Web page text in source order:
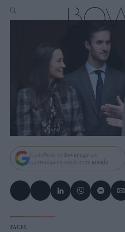
Πρόσθεσε το Bovary.gr ως
προτιμώμενη πηγή στην google
FACES